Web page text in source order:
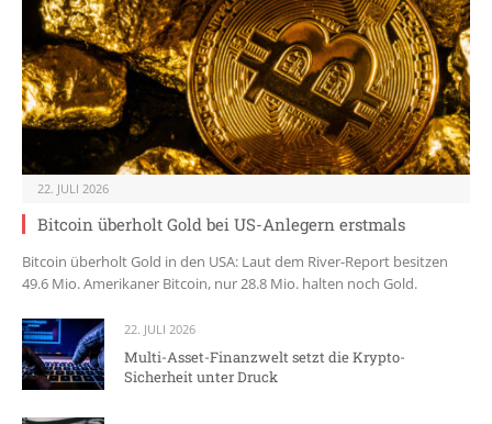
22. JULI 2026
Bitcoin überholt Gold bei US-Anlegern erstmals
Bitcoin überholt Gold in den USA: Laut dem River-Report besitzen
49.6 Mio. Amerikaner Bitcoin, nur 28.8 Mio. halten noch Gold.
22. JULI 2026
Multi-Asset-Finanzwelt setzt die Krypto-
Sicherheit unter Druck